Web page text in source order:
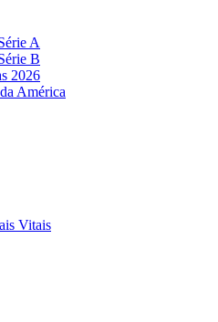
A
B
2026
América
Vitais